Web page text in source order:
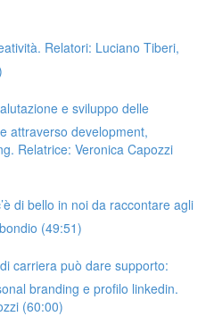
Relatori: Luciano Tiberi,
e sviluppo delle
attraverso development,
Relatrice: Veronica Capozzi
di bello in noi da raccontare agli
(49:51)
carriera può dare supporto:
branding e profilo linkedin.
(60:00)